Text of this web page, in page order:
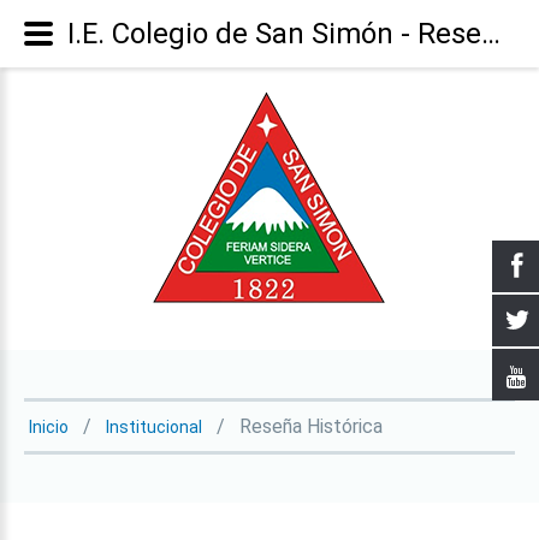
Inicio Institucional Reseña Histórica
I.E. Colegio de San Simón - Reseña Histórica